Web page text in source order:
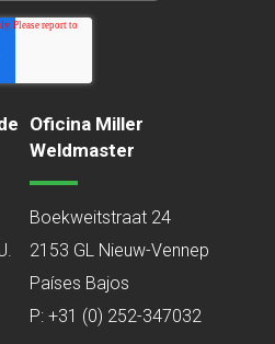
Oficina Miller
Weldmaster
Boekweitstraat 24
2153 GL Nieuw-Vennep
Países Bajos
P: +31 (0) 252-347032